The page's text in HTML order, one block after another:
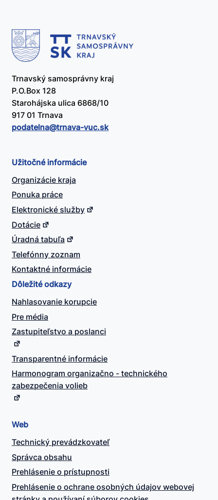
Trnavský samosprávny kraj
P.O.Box 128
Starohájska ulica 6868/10
917 01 Trnava
podatelna@​trnava-vuc.sk
Užitočné informácie
Organizácie kraja
Ponuka práce
Elektronické služby
Dotácie
Úradná tabuľa
Telefónny zoznam
Kontaktné informácie
Dôležité odkazy
Nahlasovanie korupcie
Pre média
Zastupiteľstvo a poslanci
Transparentné informácie
Harmonogram organizačno - technického
zabezpečenia volieb
Web
Technický prevádzkovateľ
Správca obsahu
Prehlásenie o prístupnosti
Prehlásenie o ochrane osobných údajov webovej